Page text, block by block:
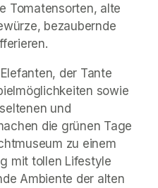
Tomatensorten, alte
bezaubernde
der Tante
sowie
und
die grünen Tage
zu einem
mit tollen Lifestyle
Ambiente der alten